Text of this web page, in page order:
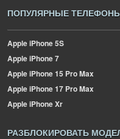
ПОПУЛЯРНЫЕ
AppleiPhone 5S
AppleiPhone 7
AppleiPhone 15 Pro Max
AppleiPhone 17 Pro Max
AppleiPhone Xr
РАЗБЛОКИРОВАТЬ